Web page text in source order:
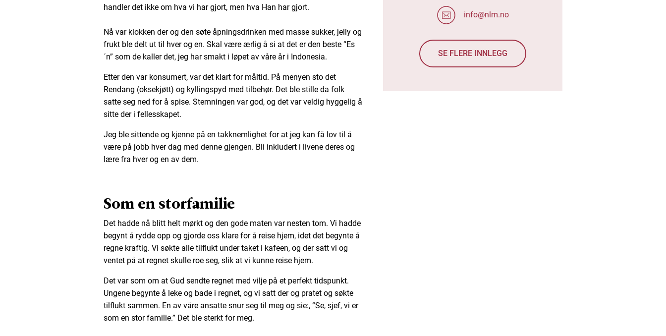
handler det ikke om hva vi har gjort, men hva Han har gjort.
Nå var klokken der og den søte åpningsdrinken med masse sukker, jelly og
frukt ble delt ut til hver og en. Skal være ærlig å si at det er den beste “Es
´n” som de kaller det, jeg har smakt i løpet av våre år i Indonesia.
Etter den var konsumert, var det klart for måltid. På menyen sto det
Rendang (oksekjøtt) og kyllingspyd med tilbehør. Det ble stille da folk
satte seg ned for å spise. Stemningen var god, og det var veldig hyggelig å
sitte der i fellesskapet.
Jeg ble sittende og kjenne på en takknemlighet for at jeg kan få lov til å
være på jobb hver dag med denne gjengen. Bli inkludert i livene deres og
lære fra hver og en av dem.
Som en storfamilie
Det hadde nå blitt helt mørkt og den gode maten var nesten tom. Vi hadde
begynt å rydde opp og gjorde oss klare for å reise hjem, idet det begynte å
regne kraftig. Vi søkte alle tilflukt under taket i kafeen, og der satt vi og
ventet på at regnet skulle roe seg, slik at vi kunne reise hjem.
Det var som om at Gud sendte regnet med vilje på et perfekt tidspunkt.
Ungene begynte å leke og bade i regnet, og vi satt der og pratet og søkte
tilflukt sammen. En av våre ansatte snur seg til meg og sie:, “Se, sjef, vi er
som en stor familie.” Det ble sterkt for meg.
info@nlm.no
SE FLERE INNLEGG